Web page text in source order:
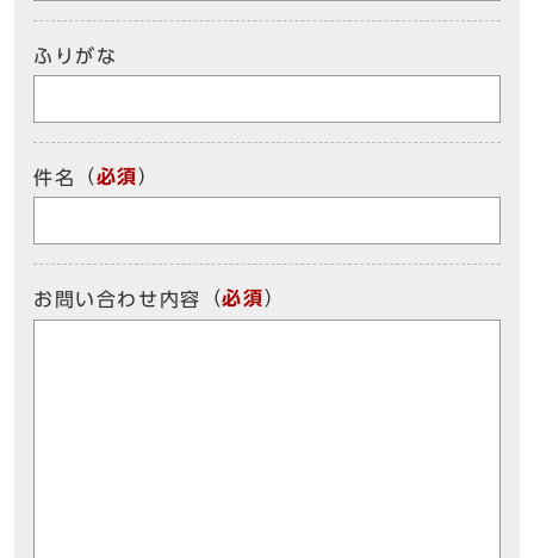
ふりがな
件名 （必須）
お問い合わせ内容 （必須）